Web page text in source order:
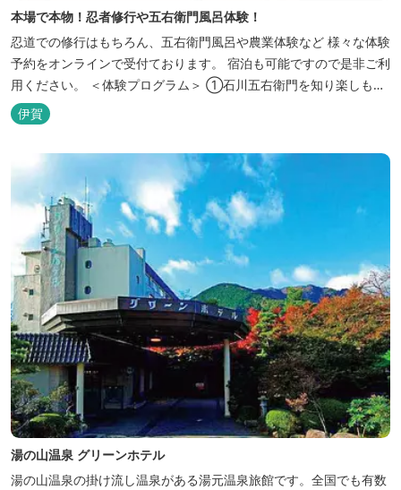
本場で本物！忍者修行や五右衛門風呂体験！
忍道での修行はもちろん、五右衛門風呂や農業体験など 様々な体験
予約をオンラインで受付ております。 宿泊も可能ですので是非ご利
用ください。 ＜体験プログラム＞ ①石川五右衛門を知り楽しも
う！ ②忍者をめざそう！（入門・初級編） ③忍者の基礎体力づく
り！農業体験！ ④忍者の里山散策と忍者修行を楽しもう！（山中
で忍道修行）
伊賀
湯の山温泉 グリーンホテル
湯の山温泉の掛け流し温泉がある湯元温泉旅館です。全国でも有数